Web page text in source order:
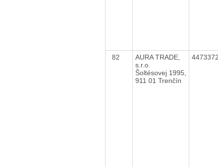
82
AURA TRADE,
s.r.o.
Šoltésovej 1995,
911 01 Trenčín